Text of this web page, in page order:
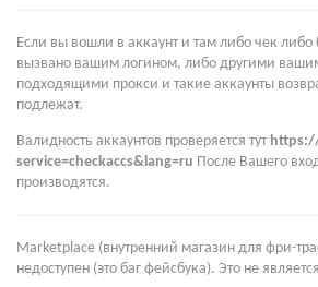
Если вы вошли в аккаунт и там либо чек либо
вызвано вашим логином, либо другими
подходящими прокси и такие аккаунты
подлежат.
Валидность аккаунтов проверяется тут
service=checkaccs&lang=ru После Вашего
производятся.
Marketplace (внутренний магазин для фри-
недоступен (это баг фейсбука). Это не